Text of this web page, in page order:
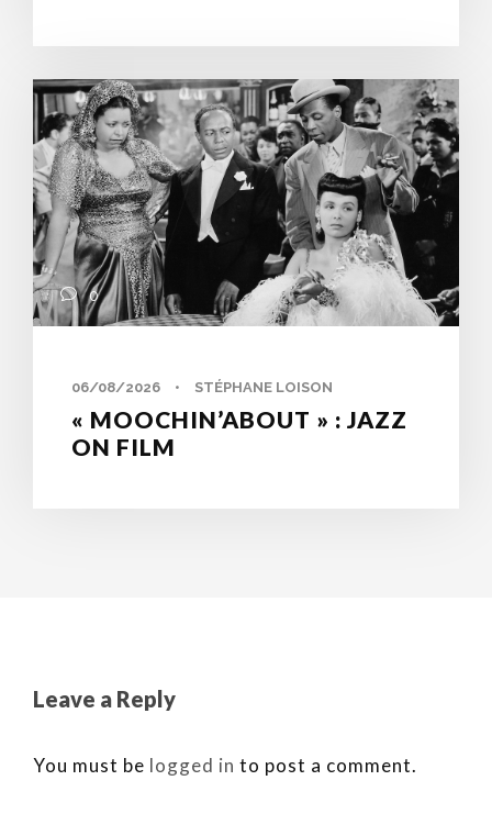
0
06/08/2026 • STÉPHANE LOISON
« MOOCHIN’ABOUT » : JAZZ
ON FILM
Leave a Reply
You must be logged in to post a comment.